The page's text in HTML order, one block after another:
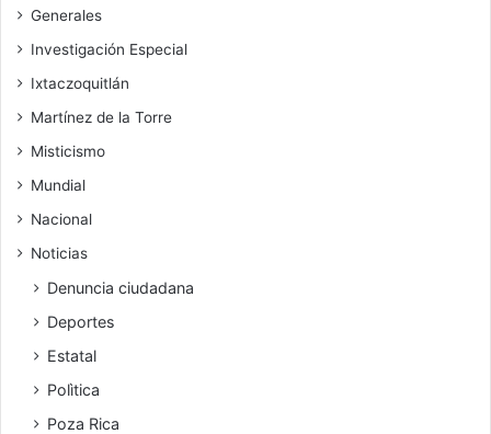
Generales
Investigación Especial
Ixtaczoquitlán
Martínez de la Torre
Misticismo
Mundial
Nacional
Noticias
Denuncia ciudadana
Deportes
Estatal
Polìtica
Poza Rica